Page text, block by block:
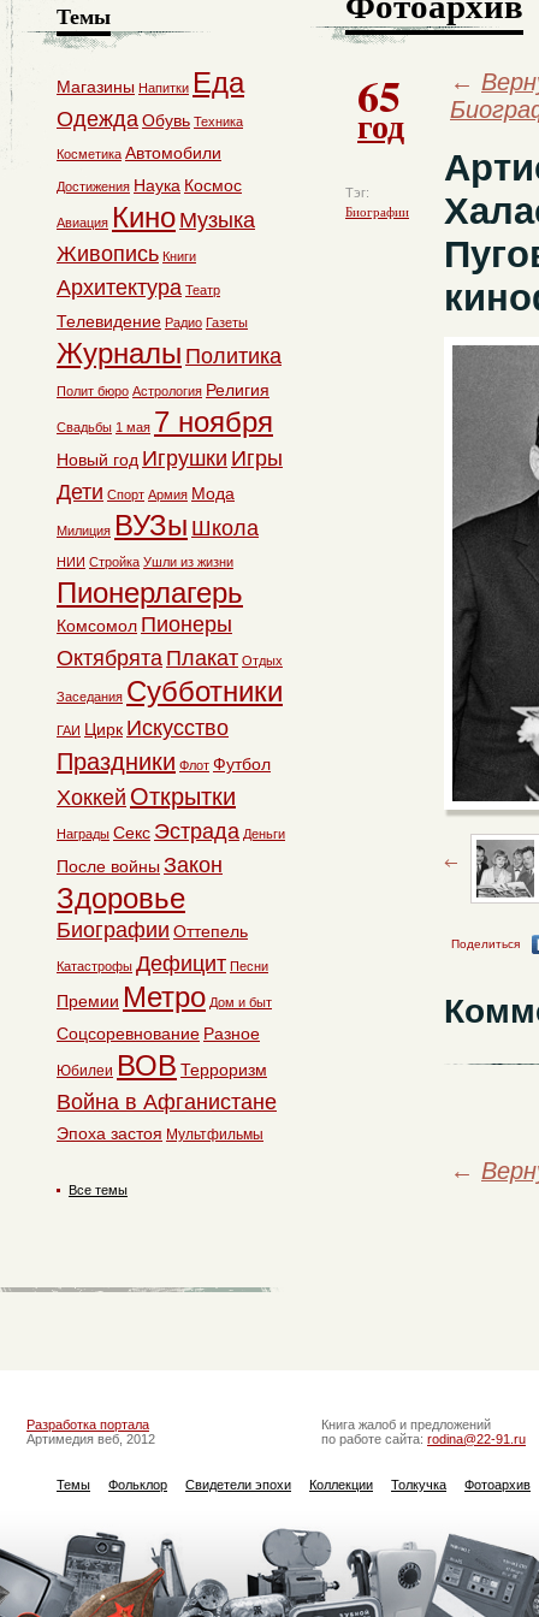
65
год
Тэг:
Биографии
←
Поделиться
←
Темы
Магазины Напитки Еда
ОдеждаОбувь Техника
Косметика Автомобили
Достижения Наука Космос
Авиация Кино Музыка
Живопись Книги
Архитектура Театр
Телевидение Радио Газеты
Журналы Политика
Полит бюро Астрология Религия
Свадьбы 1 мая 7 ноября
Новый год Игрушки Игры
Дети Спорт Армия Мода
Милиция ВУЗы Школа
НИИ Стройка Ушли из жизни
Пионерлагерь
Комсомол Пионеры
Октябрята Плакат Отдых
Заседания Субботники
ГАИ Цирк Искусство
Праздники Флот Футбол
Хоккей Открытки
Награды Секс Эстрада Деньги
После войны Закон
Здоровье
Биографии Оттепель
Катастрофы Дефицит Песни
Премии Метро Дом и быт
Соцсоревнование Разное
Юбилеи ВОВ Терроризм
Война в Афганистане
Эпоха застоя Мультфильмы
Все темы
Разработка портала
Артимедия веб, 2012
Книга жалоб и предложений
по работе сайта: rodina@22-91.ru
Темы Фольклор Свидетели эпохи Коллекции Толкучка Фотоархив